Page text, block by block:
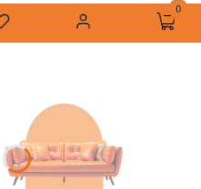
Ulubione Zaloguj się Koszyk